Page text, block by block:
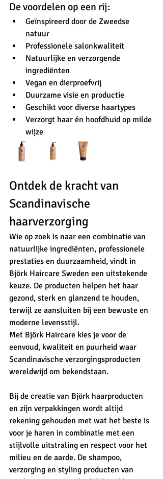
De voordelen op een rij:
Geïnspireerd door de Zweedse
natuur
Professionele salonkwaliteit
Natuurlijke en verzorgende
ingrediënten
Vegan en dierproefvrij
Duurzame visie en productie
Geschikt voor diverse haartypes
Verzorgt haar én hoofdhuid op milde
wijze
Ontdek de kracht van
Scandinavische
haarverzorging
Wie op zoek is naar een combinatie van
natuurlijke ingrediënten, professionele
prestaties en duurzaamheid, vindt in
Björk Haircare Sweden een uitstekende
keuze. De producten helpen het haar
gezond, sterk en glanzend te houden,
terwijl ze aansluiten bij een bewuste en
moderne levensstijl.
Met Björk Haircare kies je voor de
eenvoud, kwaliteit en puurheid waar
Scandinavische verzorgingsproducten
wereldwijd om bekendstaan.
Bij de creatie van Björk haarproducten
en zijn verpakkingen wordt altijd
rekening gehouden met wat het beste is
voor je haren in combinatie met een
stijlvolle uitstraling en respect voor het
milieu en de aarde. De shampoo,
verzorging en styling producten van